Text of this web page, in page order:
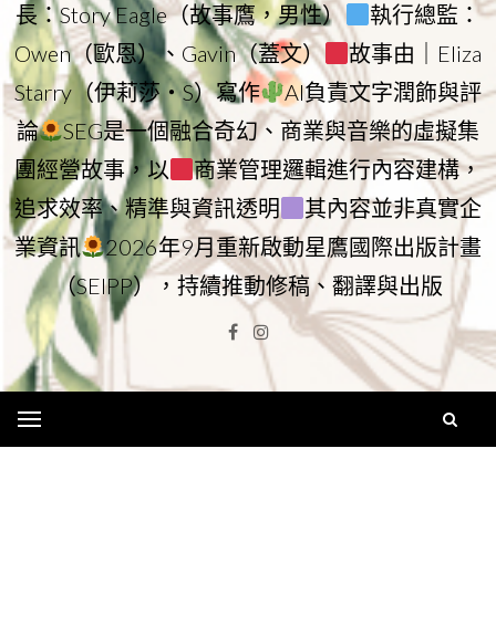
長：Story Eagle（故事鷹，男性）
執行總監：
Owen（歐恩）、Gavin（蓋文）
故事由｜Eliza
Starry（伊莉莎・S）寫作
AI負責文字潤飾與評
論
SEG是一個融合奇幻、商業與音樂的虛擬集
團經營故事，以
商業管理邏輯進行內容建構，
追求效率、精準與資訊透明
其內容並非真實企
業資訊
2026年9月重新啟動星鷹國際出版計畫
（SEIPP），持續推動修稿、翻譯與出版
Facebook
Instagram